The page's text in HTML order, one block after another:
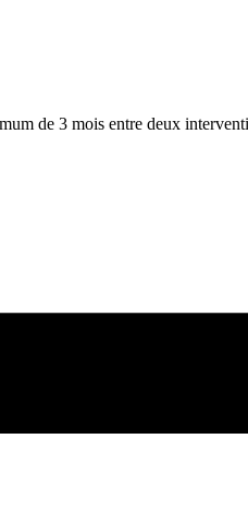
de 3 mois entre deux